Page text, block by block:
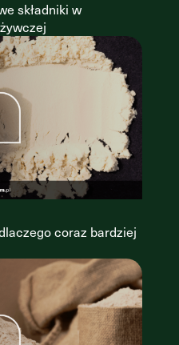
składniki w
coraz bardziej